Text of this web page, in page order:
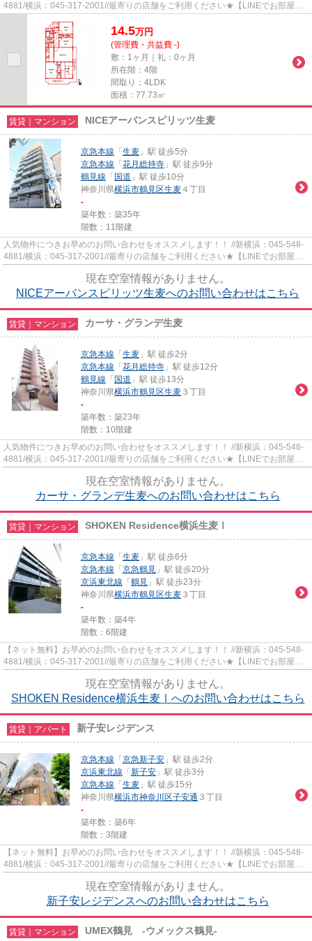
4881/横浜：045-317-2001//最寄りの店舗をご利用ください★【LINEでお部屋探
14.5万円
(管理費・共益費 -)
敷：1ヶ月｜礼：0ヶ月
所在階：4階
間取り：4LDK
面積：77.73㎡
賃貸｜マンション NICEアーバンスピリッツ生麦
京急本線 「 生麦 」駅 徒歩5分
京急本線 「 花月総持寺 」駅 徒歩9分
鶴見線 「 国道 」駅 徒歩10分
神奈川県横浜市鶴見区生麦 ４丁目
-
築年数：築35年
階数：11階建
人気物件につきお早めのお問い合わせをオススメします！！ //新横浜：045-548-
4881/横浜：045-317-2001//最寄りの店舗をご利用ください★【LINEでお部屋探
現在空室情報がありません。
NICEアーバンスピリッツ生麦へのお問い合わせはこちら
賃貸｜マンション カーサ・グランデ生麦
京急本線 「 生麦 」駅 徒歩2分
京急本線 「 花月総持寺 」駅 徒歩12分
鶴見線 「 国道 」駅 徒歩13分
神奈川県横浜市鶴見区生麦 ３丁目
-
築年数：築23年
階数：10階建
人気物件につきお早めのお問い合わせをオススメします！！ //新横浜：045-548-
4881/横浜：045-317-2001//最寄りの店舗をご利用ください★【LINEでお部屋探
現在空室情報がありません。
カーサ・グランデ生麦へのお問い合わせはこちら
賃貸｜マンション SHOKEN Residence横浜生麦Ⅰ
京急本線 「 生麦 」駅 徒歩6分
京急本線 「 京急鶴見 」駅 徒歩20分
京浜東北線 「 鶴見 」駅 徒歩23分
神奈川県横浜市鶴見区生麦 ３丁目
-
築年数：築4年
階数：6階建
【ネット無料】お早めのお問い合わせをオススメします！！ //新横浜：045-548-
4881/横浜：045-317-2001//最寄りの店舗をご利用ください★【LINEでお部屋探
現在空室情報がありません。
SHOKEN Residence横浜生麦Ⅰへのお問い合わせはこちら
賃貸｜アパート 新子安レジデンス
京急本線 「 京急新子安 」駅 徒歩2分
京浜東北線 「 新子安 」駅 徒歩3分
京急本線 「 生麦 」駅 徒歩15分
神奈川県横浜市神奈川区子安通 ３丁目
-
築年数：築6年
階数：3階建
【ネット無料】お早めのお問い合わせをオススメします！！ //新横浜：045-548-
4881/横浜：045-317-2001//最寄りの店舗をご利用ください★【LINEでお部屋探
現在空室情報がありません。
新子安レジデンスへのお問い合わせはこちら
賃貸｜マンション UMEX鶴見 -ウメックス鶴見-